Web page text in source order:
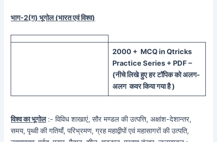
भाग-2(ग) भूगोल (भारत एवं विश्व)
2000 + MCQ in Qtricks
Practice Series + PDF –
(नीचेलिखे हुएहर टॉपिक कोअलग-
अलग कवर किया गया है )
विश्व का भूगोल:- विविध शाखाएं, सौर मण्डल की उत्पत्ति, अक्षांश-देशान्तर,
समय, पृथ्वी की गतियाँ, परिभ्रमण, ग्रह महाद्वीपों एवं महासागरों की उत्पति,